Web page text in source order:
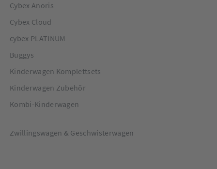
Cybex Anoris
Cybex Cloud
cybex PLATINUM
Buggys
Kinderwagen Komplettsets
Kinderwagen Zubehör
Kombi-Kinderwagen
Zwillingswagen & Geschwisterwagen